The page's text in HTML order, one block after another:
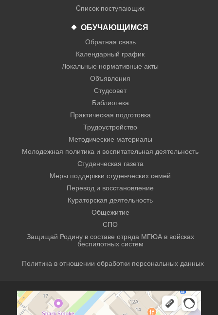
Cписок поступающих
ОБУЧАЮЩИМСЯ
Обратная связь
Календарный график
Локальные нормативные акты
Объявления
Студсовет
Библиотека
Практическая подготовка
Трудоустройство
Методические материалы
Молодежная политика и воспитательная деятельность
Студенческая газета
Меры поддержки студенческих семей
Перевод и восстановление
Кураторская деятельность
Общежитие
СПО
Защищай Родину в составе отряда МГЮА в войсках
беспилотных систем
Политика в отношении обработки персональных данных